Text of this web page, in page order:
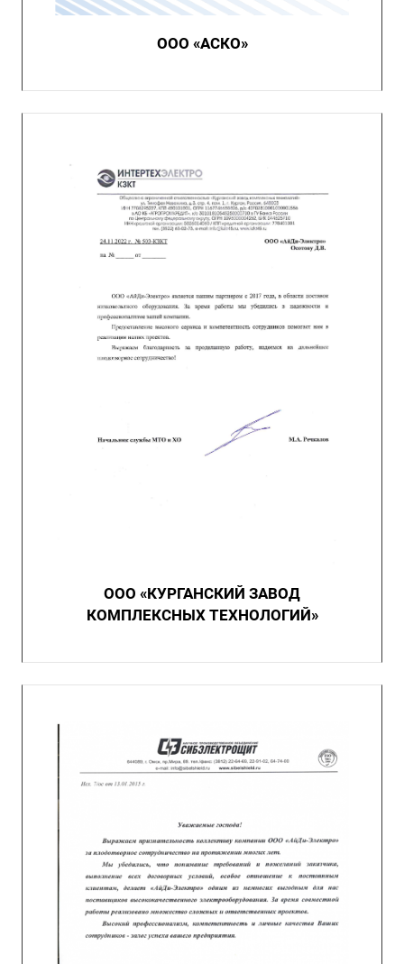
ООО «АСКО»
ООО «КУРГАНСКИЙ ЗАВОД
КОМПЛЕКСНЫХ ТЕХНОЛОГИЙ»